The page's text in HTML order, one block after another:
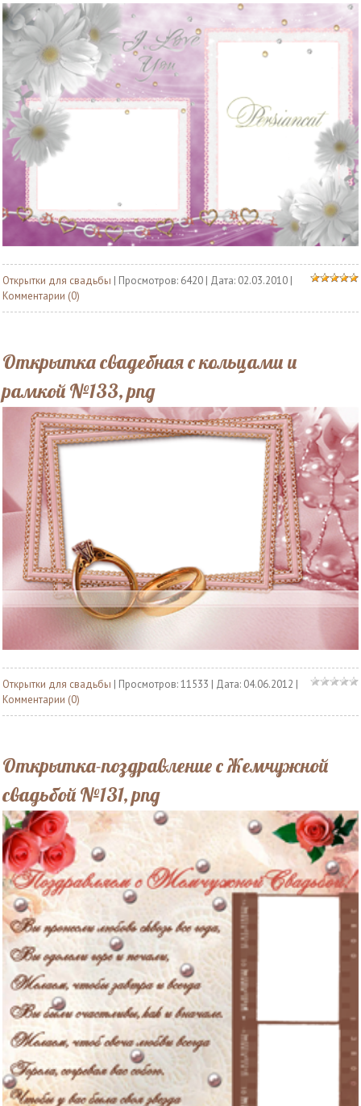
Открытки для свадьбы | Просмотров: 6420 | Дата: 02.03.2010
Комментарии (0)
Открытка свадебная с кольцами и
рамкой №133, png
Открытки для свадьбы | Просмотров: 11533 | Дата: 04.06.2012
Комментарии (0)
Открытка-поздравление с Жемчужной
свадьбой №131, png